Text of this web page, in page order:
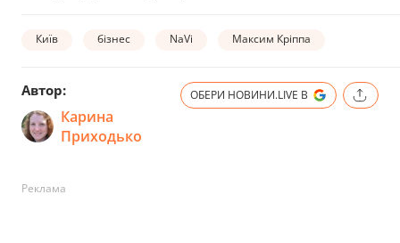
Київ бізнес NaVi Максим Кріппа
Автор:
Карина
Приходько
ОБЕРИ НОВИНИ.LIVE В
Реклама